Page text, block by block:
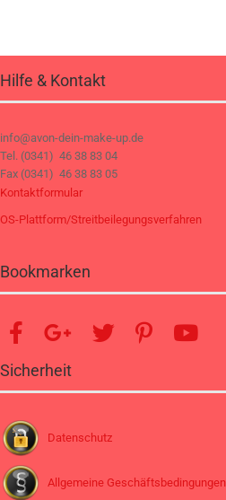
Hilfe & Kontakt
info@avon-dein-make-up.de
Tel. (0341) 46 38 83 04
Fax (0341) 46 38 83 05
Kontaktformular
OS-Plattform/Streitbeilegungsverfahren
Bookmarken
Sicherheit
Datenschutz
Allgemeine Geschäftsbedingungen